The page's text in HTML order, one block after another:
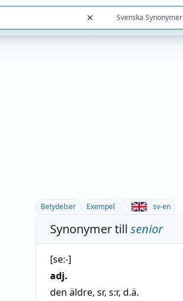
Svenska Synonymer
Betydelser Exempel sv-en
Synonymer till senior
Uttal:
[se:-]
adj.
den äldre, sr, s:r, d.ä.